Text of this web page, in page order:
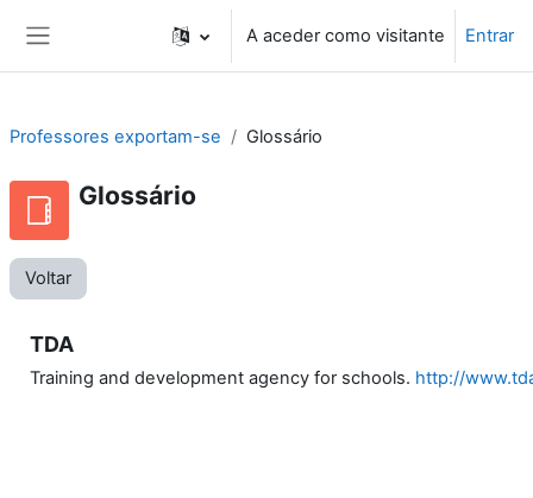
A aceder como visitante Entrar
Professores exportam-se Glossário
Glossário
Voltar
TDA
Training and development agency for schools. http://